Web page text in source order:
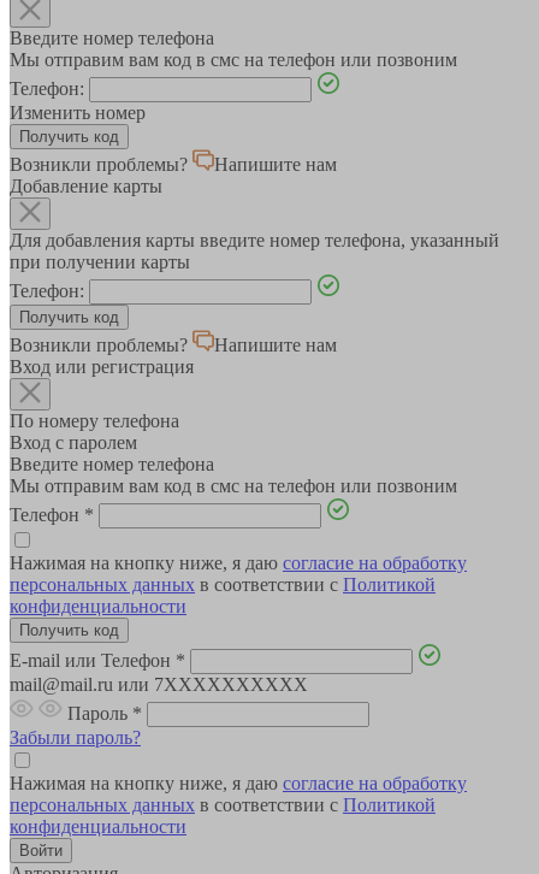
Введите номер телефона
Мы отправим вам код в смс на телефон или позвоним
Телефон:
Изменить номер
Возникли проблемы?
Напишите нам
Добавление карты
Для добавления карты введите номер телефона, указанный
при получении карты
Телефон:
Возникли проблемы?
Напишите нам
Вход или регистрация
По номеру телефона
Вход с паролем
Введите номер телефона
Мы отправим вам код в смс на телефон или позвоним
Телефон *
Нажимая на кнопку ниже, я даю согласие на обработку
персональных данных в соответствии с Политикой
конфиденциальности
E-mail или Телефон *
mail@mail.ru или 7XXXXXXXXXX
Пароль *
Забыли пароль?
Нажимая на кнопку ниже, я даю согласие на обработку
персональных данных в соответствии с Политикой
конфиденциальности